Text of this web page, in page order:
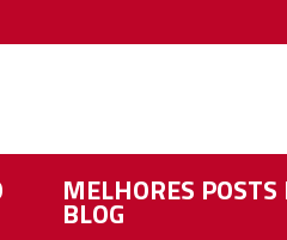
MELHORES POSTS
BLOG